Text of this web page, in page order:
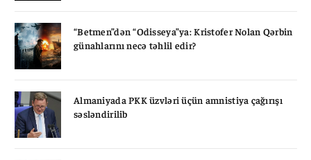
“Betmen”dən “Odisseya”ya: Kristofer Nolan Qərbin
günahlarını necə təhlil edir?
Almaniyada PKK üzvləri üçün amnistiya çağırışı
səsləndirilib